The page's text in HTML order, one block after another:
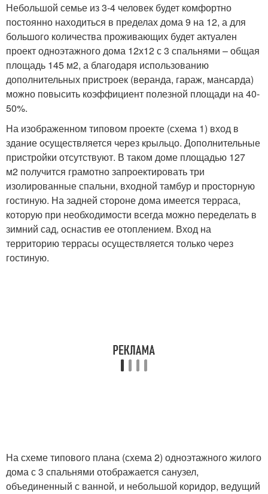
Небольшой семье из 3-4 человек будет комфортно
постоянно находиться в пределах дома 9 на 12, а для
большого количества проживающих будет актуален
проект одноэтажного дома 12х12 с 3 спальнями – общая
площадь 145 м2, а благодаря использованию
дополнительных пристроек (веранда, гараж, мансарда)
можно повысить коэффициент полезной площади на 40-
50%.
На изображенном типовом проекте (схема 1) вход в
здание осуществляется через крыльцо. Дополнительные
пристройки отсутствуют. В таком доме площадью 127
м2 получится грамотно запроектировать три
изолированные спальни, входной тамбур и просторную
гостиную. На задней стороне дома имеется терраса,
которую при необходимости всегда можно переделать в
зимний сад, оснастив ее отоплением. Вход на
территорию террасы осуществляется только через
гостиную.
На схеме типового плана (схема 2) одноэтажного жилого
дома с 3 спальнями отображается санузел,
объединенный с ванной, и небольшой коридор, ведущий